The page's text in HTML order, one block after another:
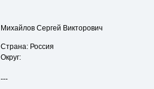
Михайлов Сергей Викторович
Страна: Россия
Округ:
---